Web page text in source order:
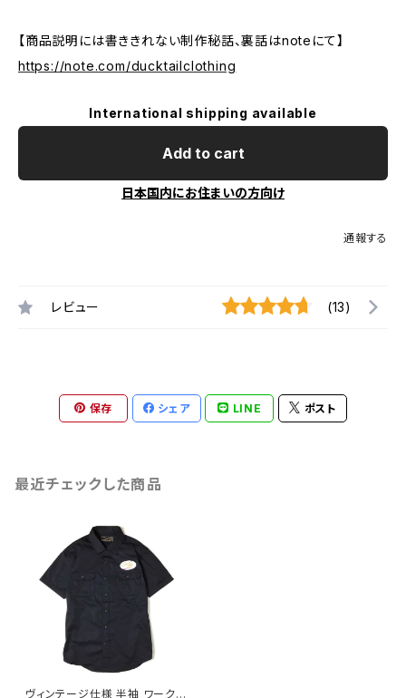
【商品説明には書ききれない制作秘話、裏話はnoteにて】
https://note.com/ducktailclothing
International shipping available
Add to cart
日本国内にお住まいの方向け
通報する
レビュー (13)
保存 シェア LINE ポスト
最近チェックした商品
ヴィンテージ仕様 半袖 ワークシ